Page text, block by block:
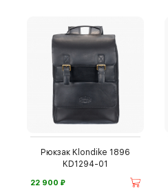
Рюкзак Klondike 1896
KD1294-01
22 900 ⃏